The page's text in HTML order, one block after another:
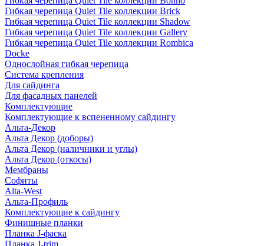
Гибкая черепица Quiet Tile коллекции Brick
Гибкая черепица Quiet Tile коллекции Shadow
Гибкая черепица Quiet Tile коллекции Gallery
Гибкая черепица Quiet Tile коллекции Rombica
Docke
Однослойная гибкая черепица
Система крепления
Для сайдинга
Для фасадных панелей
Комплектующие
Комплектующие к вспененному сайдингу
Альта-Декор
Альта Декор (доборы)
Альта Декор (наличники и углы)
Альта Декор (откосы)
Мембраны
Софиты
Alta-West
Альта-Профиль
Комплектующие к сайдингу
Финишные планки
Планка J-фаска
Планка J-trim